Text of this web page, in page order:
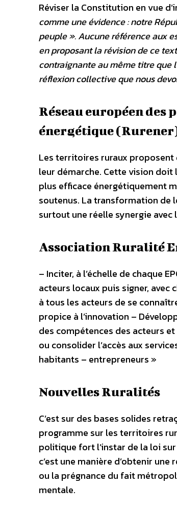
Réviser la Constitution en vue
comme une évidence : notre
peuple ». Aucune référence aux
en proposant la révision de ce
contraignante au même titre que
réflexion collective que nous
Réseau européen
énergétique
Les territoires ruraux proposent
leur démarche. Cette vision doit
plus efficace énergétiquement
soutenus. La transformation de
surtout une réelle synergie
Association Ruralité
– Inciter, à l’échelle de chaque
acteurs locaux puis signer, avec
à tous les acteurs de se
propice à l’innovation –
des compétences des acteurs
ou consolider l’accès aux
habitants – entrepreneurs »
Nouvelles Ruralités
C’est sur des bases solides
programme sur les territoires
politique fort l’instar de la loi
c’est une manière d’obtenir
ou la prégnance du fait
mentale.